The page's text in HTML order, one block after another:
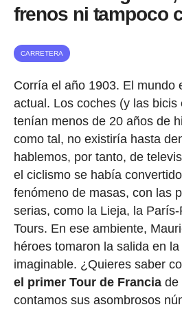
frenos ni tampoco
CARRETERA
Corría el año 1903. El mundo
actual. Los coches (y las bicis
tenían menos de 20 años de
como tal, no existiría hasta
hablemos, por tanto, de
el ciclismo se había
fenómeno de masas, con las
serias, como la Lieja, la
Tours. En ese ambiente,
héroes tomaron la salida en
imaginable. ¿Quieres saber
el primer Tour de Franciade
contamos sus asombrosos